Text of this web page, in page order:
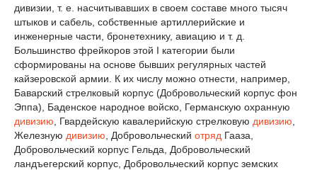
дивизии, т. е. насчитывавших в своем составе много тысяч
штыков и сабель, собственные артиллерийские и
инженерные части, бронетехнику, авиацию и т. д.
Большинство фрейкоров этой I категории были
сформированы на основе бывших регулярных частей
кайзеровской армии. К их числу можно отнести, например,
Баварский стрелковый корпус (Добровольческий корпус фон
Эппа), Баденское народное войско, Германскую охранную
дивизию , Гвардейскую кавалерийскую стрелковую дивизию
Железную дивизию , Добровольческий отряд Гааза,
Добровольческий корпус Гельда, Добровольческий
ландъегерский корпус, Добровольческий корпус земских